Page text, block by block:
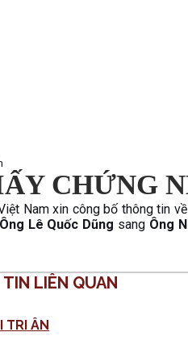
CHỨNG
Nam xin công bố thông tin
Ông Lê Quốc Dũng sang Ông
TIN LIÊN QUAN
TRI ÂN